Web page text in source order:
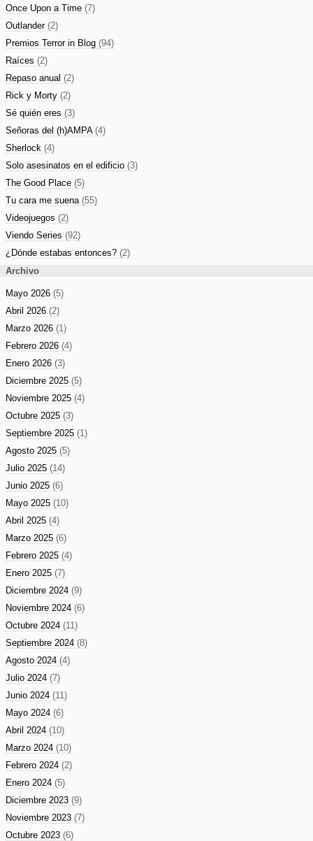
Once Upon a Time (7)
Outlander (2)
Premios Terror in Blog (94)
Raíces (2)
Repaso anual (2)
Rick y Morty (2)
Sé quién eres (3)
Señoras del (h)AMPA (4)
Sherlock (4)
Solo asesinatos en el edificio (3)
The Good Place (5)
Tu cara me suena (55)
Videojuegos (2)
Viendo Series (92)
¿Dónde estabas entonces? (2)
Archivo
Mayo 2026 (5)
Abril 2026 (2)
Marzo 2026 (1)
Febrero 2026 (4)
Enero 2026 (3)
Diciembre 2025 (5)
Noviembre 2025 (4)
Octubre 2025 (3)
Septiembre 2025 (1)
Agosto 2025 (5)
Julio 2025 (14)
Junio 2025 (6)
Mayo 2025 (10)
Abril 2025 (4)
Marzo 2025 (6)
Febrero 2025 (4)
Enero 2025 (7)
Diciembre 2024 (9)
Noviembre 2024 (6)
Octubre 2024 (11)
Septiembre 2024 (8)
Agosto 2024 (4)
Julio 2024 (7)
Junio 2024 (11)
Mayo 2024 (6)
Abril 2024 (10)
Marzo 2024 (10)
Febrero 2024 (2)
Enero 2024 (5)
Diciembre 2023 (9)
Noviembre 2023 (7)
Octubre 2023 (6)